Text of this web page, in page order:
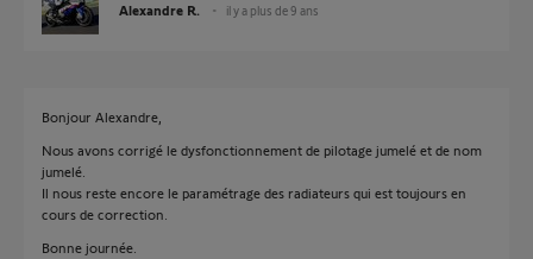
Alexandre R. il y a plus de 9 ans
Bonjour Alexandre,
Nous avons corrigé le dysfonctionnement de pilotage jumelé et de nom
jumelé.
Il nous reste encore le paramétrage des radiateurs qui est toujours en
cours de correction.
Bonne journée.